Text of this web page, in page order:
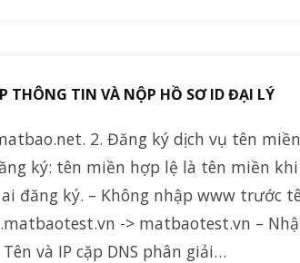
THÔNG TIN VÀ NỘP HỒ SƠ ID ĐẠI LÝ
2. Đăng ký dịch vụ tên
ký: tên miền hợp lệ là tên miền khi
đăng ký. – Không nhập www trước
-> matbaotest.vn –
và IP cặp DNS phân giải…